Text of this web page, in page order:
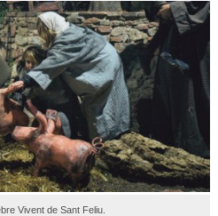
Vivent de Sant Feliu.